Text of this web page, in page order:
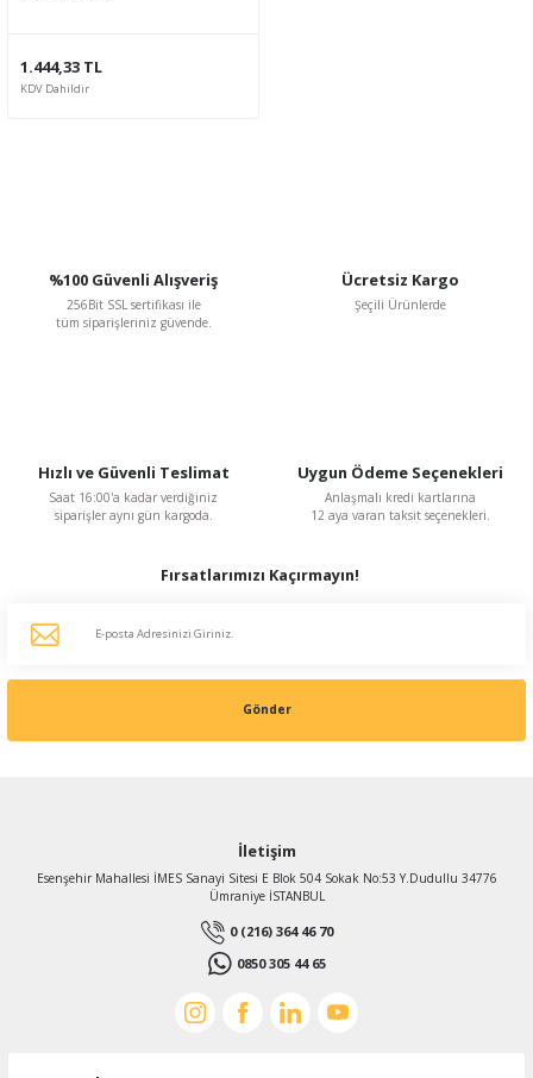
1.444,33 TL
KDV Dahildir
%100 Güvenli Alışveriş
256Bit SSL sertifikası ile
tüm siparişleriniz güvende.
Ücretsiz Kargo
Şeçili Ürünlerde
Hızlı ve Güvenli Teslimat
Saat 16:00'a kadar verdiğiniz
siparişler aynı gün kargoda.
Uygun Ödeme Seçenekleri
Anlaşmalı kredi kartlarına
12 aya varan taksit seçenekleri.
Fırsatlarımızı Kaçırmayın!
Gönder
İletişim
Esenşehir Mahallesi İMES Sanayi Sitesi E Blok 504 Sokak No:53 Y.Dudullu 34776
Ümraniye İSTANBUL
0 (216) 364 46 70
0850 305 44 65